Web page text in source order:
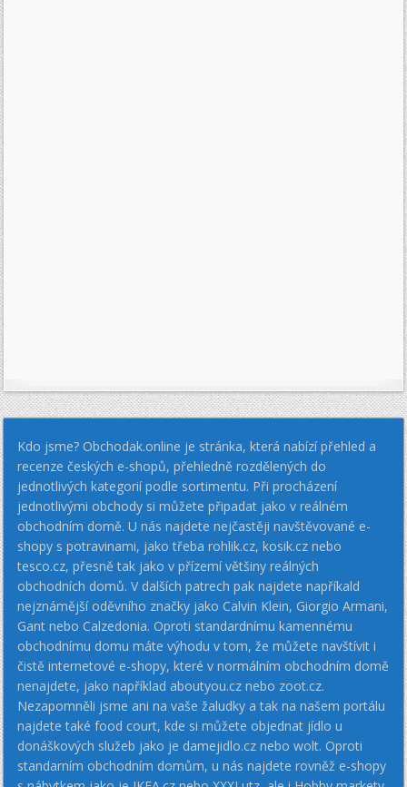
Kdo jsme? Obchodak.online je stránka, která nabízí přehled a
recenze českých e-shopů, přehledně rozdělených do
jednotlivých kategorií podle sortimentu. Při procházení
jednotlivými obchody si můžete připadat jako v reálném
obchodním domě. U nás najdete nejčastěji navštěvované e-
shopy s potravinami, jako třeba rohlik.cz, kosik.cz nebo
tesco.cz, přesně tak jako v přízemí většiny reálných
obchodních domů. V dalších patrech pak najdete napříkald
nejznámější oděvního značky jako Calvin Klein, Giorgio Armani,
Gant nebo Calzedonia. Oproti standardnímu kamennému
obchodnímu domu máte výhodu v tom, že můžete navštívit i
čistě internetové e-shopy, které v normálním obchodním domě
nenajdete, jako například aboutyou.cz nebo zoot.cz.
Nezapomněli jsme ani na vaše žaludky a tak na našem portálu
najdete také food court, kde si můžete objednat jídlo u
donáškových služeb jako je damejidlo.cz nebo wolt. Oproti
standarním obchodním domům, u nás najdete rovněž e-shopy